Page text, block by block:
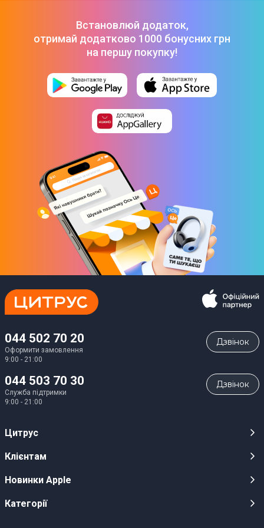
Встановлюй додаток,
отримай додатково 1000 бонусних грн
на першу покупку!
044 502 70 20
Оформити замовлення
9:00 - 21:00
Дзвiнок
044 503 70 30
Служба підтримки
9:00 - 21:00
Дзвiнок
Цитрус
Кар’єра
Оптовим клієнтам
Клієнтам
Публічні оферти
Новинки Apple
iPhone 17
Категорії